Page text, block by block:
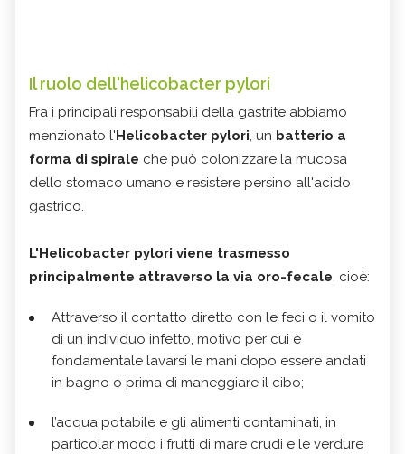
Il ruolo dell'helicobacter pylori
Fra i principali responsabili della gastrite abbiamo
menzionato l'Helicobacter pylori, un batterio a
forma di spirale che può colonizzare la mucosa
dello stomaco umano e resistere persino all'acido
gastrico.
L'Helicobacter pylori viene trasmesso
principalmente attraverso la via oro-fecale, cioè:
Attraverso il contatto diretto con le feci o il vomito
di un individuo infetto, motivo per cui è
fondamentale lavarsi le mani dopo essere andati
in bagno o prima di maneggiare il cibo;
l’acqua potabile e gli alimenti contaminati, in
particolar modo i frutti di mare crudi e le verdure